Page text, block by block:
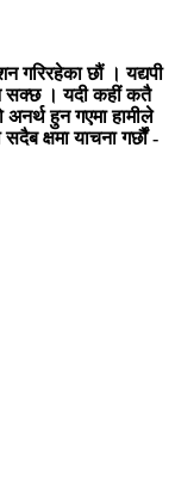
गरिरहेका छौं । यद्यपी
सक्छ । यदी कहीं कतै
हुन गएमा हामीले
क्षमा याचना गर्छौं -